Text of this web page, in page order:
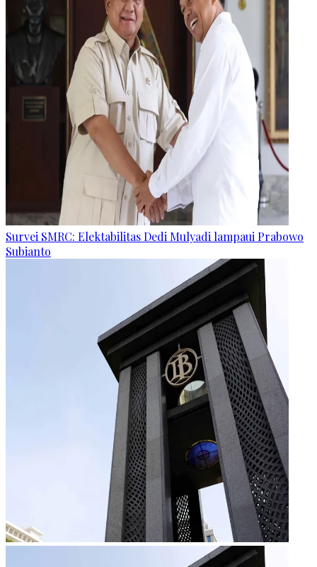
Survei SMRC: Elektabilitas Dedi Mulyadi lampaui Prabowo
Subianto